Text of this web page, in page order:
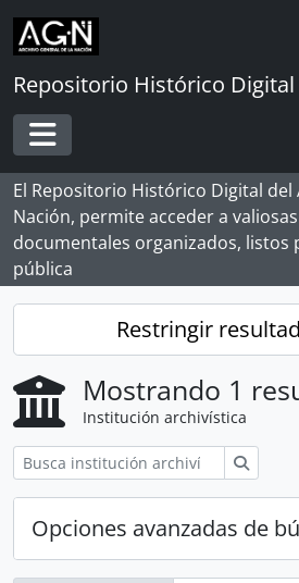
Skip to main content
Repositorio Histórico Digital
Toggle navigation
El Repositorio Histórico Digital del
Nación, permite acceder a
documentales organizados, listos
pública
Restringir
Mostrando 1
Institución archivística
Opciones avanzadas de